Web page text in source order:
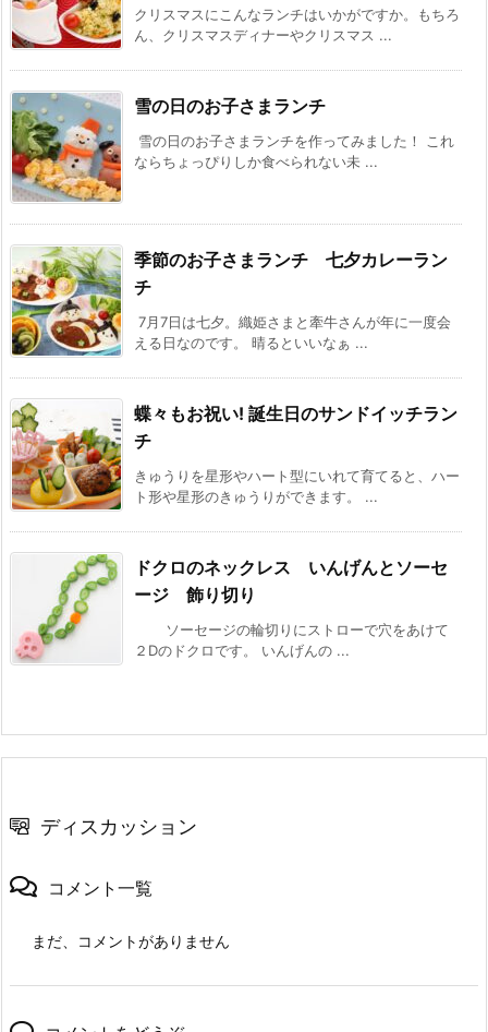
クリスマスにこんなランチはいかがですか。もちろ
ん、クリスマスディナーやクリスマス ...
雪の日のお子さまランチ
雪の日のお子さまランチを作ってみました！ これ
ならちょっぴりしか食べられない未 ...
季節のお子さまランチ 七夕カレーラン
チ
7月7日は七夕。織姫さまと牽牛さんが年に一度会
える日なのです。 晴るといいなぁ ...
蝶々もお祝い! 誕生日のサンドイッチラン
チ
きゅうりを星形やハート型にいれて育てると、ハー
ト形や星形のきゅうりができます。 ...
ドクロのネックレス いんげんとソーセ
ージ 飾り切り
ソーセージの輪切りにストローで穴をあけて
２Dのドクロです。 いんげんの ...
ディスカッション
コメント一覧
まだ、コメントがありません